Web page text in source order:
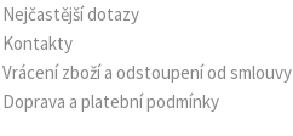
Nejčastější dotazy
Kontakty
Vrácení zboží a odstoupení od smlouvy
Doprava a platební podmínky